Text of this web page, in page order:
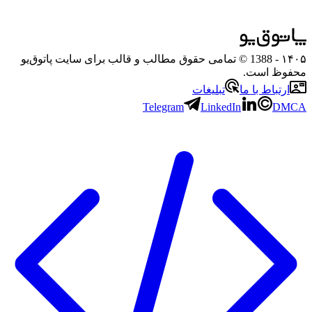
۱۴۰۵
- 1388 © تمامی حقوق مطالب و قالب برای سایت پاتوق‌یو
محفوظ است.
ارتباط با ما
تبلیغات
Telegram
LinkedIn DMCA